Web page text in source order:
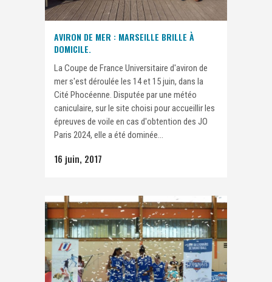
AVIRON DE MER : MARSEILLE BRILLE À
DOMICILE.
La Coupe de France Universitaire d'aviron de
mer s'est déroulée les 14 et 15 juin, dans la
Cité Phocéenne. Disputée par une météo
caniculaire, sur le site choisi pour accueillir les
épreuves de voile en cas d'obtention des JO
Paris 2024, elle a été dominée...
16 juin, 2017